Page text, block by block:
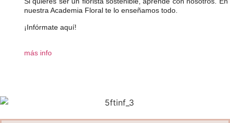
nuestra Academia Floral te lo enseñamos todo.
¡Infórmate aquí!
más info